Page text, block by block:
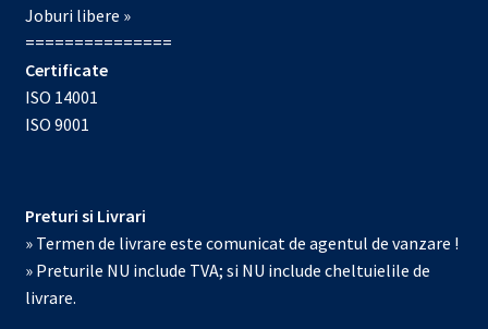
Joburi libere »
===============
Certificate
ISO 14001
ISO 9001
Preturi si Livrari
» Termen de livrare este comunicat de agentul de vanzare !
» Preturile NU include TVA; si NU include cheltuielile de
livrare.